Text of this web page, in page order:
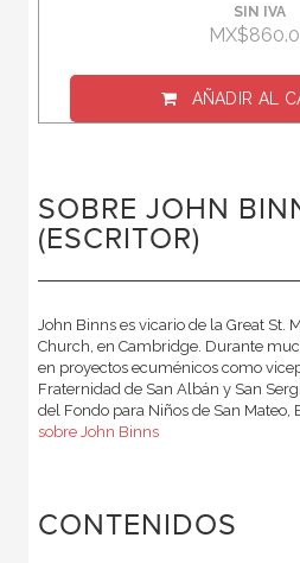
SIN IVA
AÑADIR AL
SOBRE JOHN
(ESCRITOR)
John Binns es vicario de la Great St.
Church, en Cambridge. Durante
en proyectos ecuménicos como
Fraternidad de San Albán y San
del Fondo para Niños de San Mateo,
sobre John Binns
CONTENIDOS